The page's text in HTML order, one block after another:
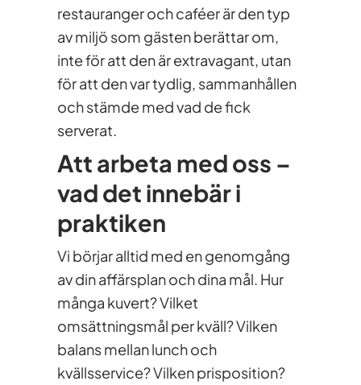
restauranger och caféer är den typ
av miljö som gästen berättar om,
inte för att den är extravagant, utan
för att den var tydlig, sammanhållen
och stämde med vad de fick
serverat.
Att arbeta med oss –
vad det innebär i
praktiken
Vi börjar alltid med en genomgång
av din affärsplan och dina mål. Hur
många kuvert? Vilket
omsättningsmål per kväll? Vilken
balans mellan lunch och
kvällsservice? Vilken prisposition?